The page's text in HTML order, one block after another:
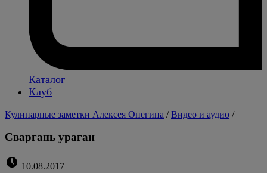
Каталог
Клуб
Кулинарные заметки Алексея Онегина /Видео и аудио /
Сваргань ураган
10.08.2017